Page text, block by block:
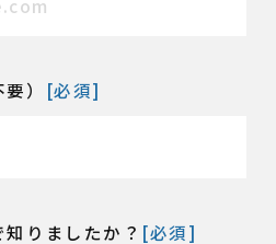
） [必須]
りましたか？ [必須]